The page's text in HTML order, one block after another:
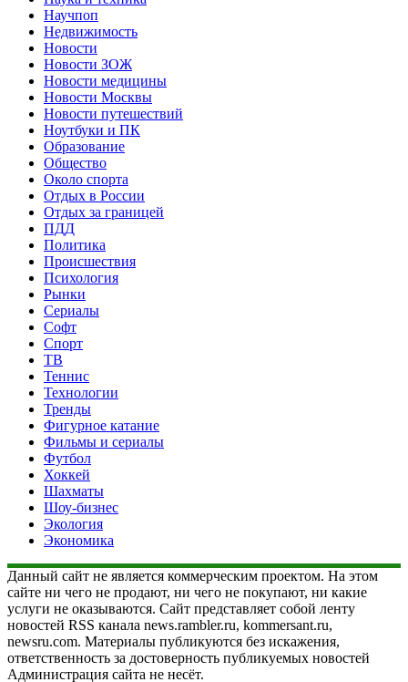
Научпоп
Недвижимость
Новости
Новости ЗОЖ
Новости медицины
Новости Москвы
Новости путешествий
Ноутбуки и ПК
Образование
Общество
Около спорта
Отдых в России
Отдых за границей
ПДД
Политика
Происшествия
Психология
Рынки
Сериалы
Софт
Спорт
ТВ
Теннис
Технологии
Тренды
Фигурное катание
Фильмы и сериалы
Футбол
Хоккей
Шахматы
Шоу-бизнес
Экология
Экономика
Данный сайт не является коммерческим проектом. На этом
сайте ни чего не продают, ни чего не покупают, ни какие
услуги не оказываются. Сайт представляет собой ленту
новостей RSS канала news.rambler.ru, kommersant.ru,
newsru.com. Материалы публикуются без искажения,
ответственность за достоверность публикуемых новостей
Администрация сайта не несёт.